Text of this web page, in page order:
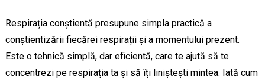
Respirația conștientă presupune simpla practică a
conștientizării fiecărei respirații și a momentului prezent.
Este o tehnică simplă, dar eficientă, care te ajută să te
concentrezi pe respirația ta și să îți liniștești mintea. Iată cum